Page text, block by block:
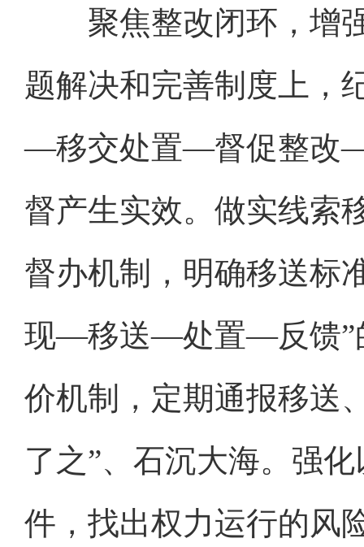
聚焦整改闭环，增强
题解决和完善制度上，
—移交处置—督促整改—
督产生实效。做实线索
督办机制，明确移送标
现—移送—处置—反馈”
价机制，定期通报移送
了之”、石沉大海。强
件，找出权力运行的风